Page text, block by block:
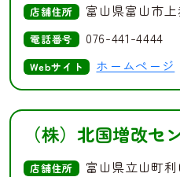
店舗住所 富山県富山市
電話番号 076-441-4444
Webサイト ホームページ
（株）北国増改セ
店舗住所 富山県立山町利